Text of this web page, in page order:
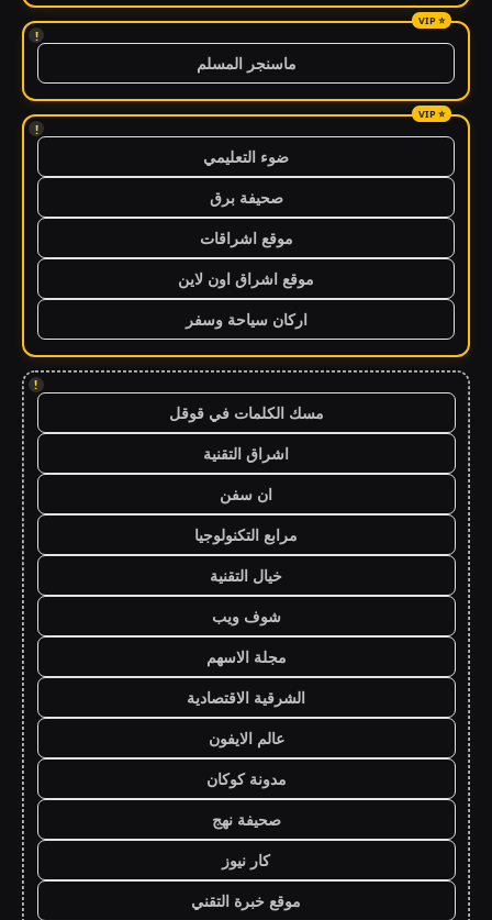
!
ماسنجر المسلم
!
ضوء التعليمي
صحيفة برق
موقع اشراقات
موقع اشراق اون لاين
اركان سياحة وسفر
!
مسك الكلمات في قوقل
اشراق التقنية
ان سفن
مرابع التكنولوجيا
خيال التقنية
شوف ويب
مجلة الاسهم
الشرقية الاقتصادية
عالم الايفون
مدونة كوكان
صحيفة نهج
كار نيوز
موقع خبرة التقني